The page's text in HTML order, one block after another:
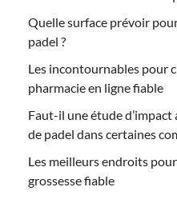
Quelle surface prévoir
padel ?
Les incontournables pour
pharmacie en ligne fiable
Faut-il une étude
de padel dans certaines
Les meilleurs endroits
grossesse fiable